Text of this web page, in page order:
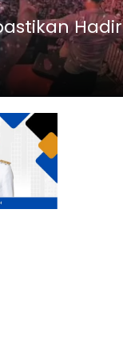
Hadir